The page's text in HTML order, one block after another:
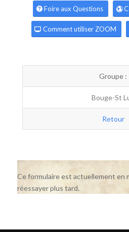
Foire aux Questions
Comment utiliser ZOOM
Groupe :
Bouge-St
Retour
Ce formulaire est actuellement en
réessayer plus tard.